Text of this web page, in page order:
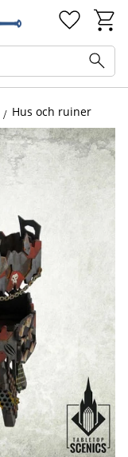
Hus och ruiner